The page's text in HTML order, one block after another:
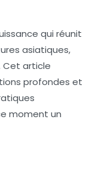
qui réunit
asiatiques,
Cet article
profondes et
moment un